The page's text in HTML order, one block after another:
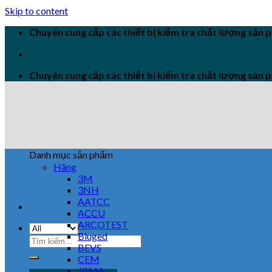
Skip to content
Chuyên cung cấp các thiết bị kiểm tra chất lượng sản
Chuyên cung cấp các thiết bị kiểm tra chất lượng sản
Danh mục sản phẩm
Hãng
3M
3NH
AATCC
ACCU
ARCOTEST
Biuged
BEVS
CEM